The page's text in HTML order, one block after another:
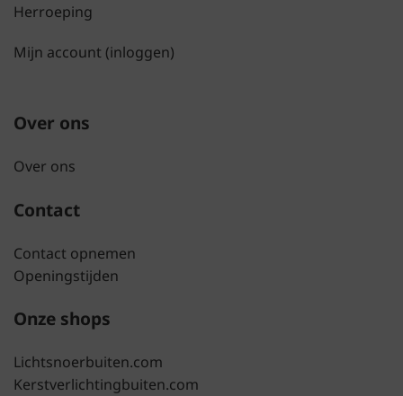
Herroeping
Mijn account (inloggen)
Over ons
Over ons
Contact
Contact opnemen
Openingstijden
Onze shops
Lichtsnoerbuiten.com
Kerstverlichtingbuiten.com